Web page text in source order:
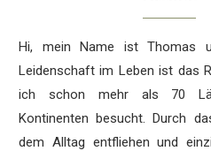
Hi, mein Name ist Thomas
Leidenschaft im Leben ist das
ich schon mehr als 70
Kontinenten besucht. Durch
dem Alltag entfliehen und